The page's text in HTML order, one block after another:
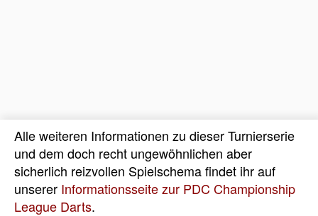
Alle weiteren Informationen zu dieser Turnierserie
und dem doch recht ungewöhnlichen aber
sicherlich reizvollen Spielschema findet ihr auf
unserer Informationsseite zur PDC Championship
League Darts.